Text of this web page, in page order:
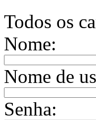
Todos os
Nome:
Nome de
Senha: